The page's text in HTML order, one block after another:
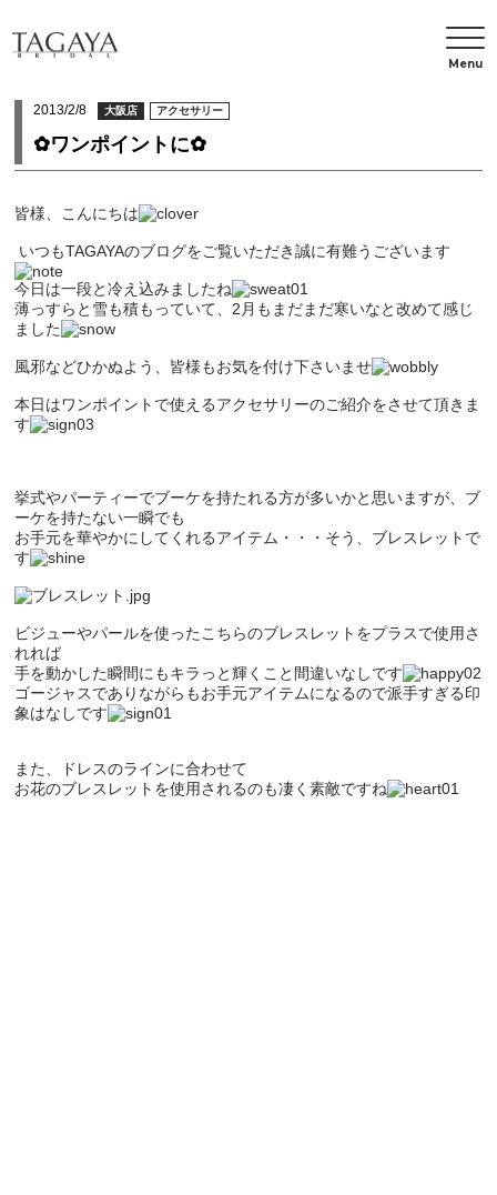
Menu
2013/2/8 大阪店 アクセサリー
✿ワンポイントに✿
皆様、こんにちは
いつもTAGAYAのブログをご覧いただき誠に有難うございます
今日は一段と冷え込みましたね
薄っすらと雪も積もっていて、2月もまだまだ寒いなと改めて感じ
ました
風邪などひかぬよう、皆様もお気を付け下さいませ
本日はワンポイントで使えるアクセサリーのご紹介をさせて頂きま
す
挙式やパーティーでブーケを持たれる方が多いかと思いますが、ブ
ーケを持たない一瞬でも
お手元を華やかにしてくれるアイテム・・・そう、ブレスレットで
す
ビジューやパールを使ったこちらのブレスレットをプラスで使用さ
れれば
手を動かした瞬間にもキラっと輝くこと間違いなしです
ゴージャスでありながらもお手元アイテムになるので派手すぎる印
象はなしです
また、ドレスのラインに合わせて
お花のブレスレットを使用されるのも凄く素敵ですね